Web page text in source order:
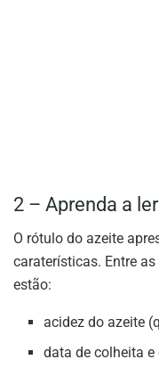
2 – Aprenda a
O rótulo do azeite
caraterísticas. Entre
estão:
acidez do azeite
data de colheita e